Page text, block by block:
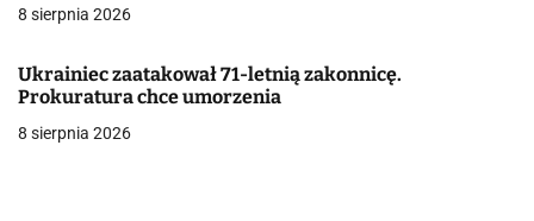
s
u
8 sierpnia 2026
Ukrainiec zaatakował 71-letnią zakonnicę.
Prokuratura chce umorzenia
8 sierpnia 2026